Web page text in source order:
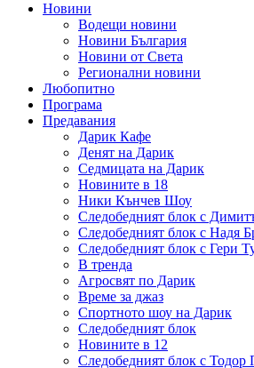
Новини
Водещи новини
Новини България
Новини от Света
Регионални новини
Любопитно
Програма
Предавания
Дарик Кафе
Денят на Дарик
Седмицата на Дарик
Новините в 18
Ники Кънчев Шоу
Следобедният блок с
Следобедният блок с Надя
Следобедният блок с Гери
В тренда
Агросвят по Дарик
Време за джаз
Спортното шоу на Дарик
Следобедният блок
Новините в 12
Следобедният блок с Тодор